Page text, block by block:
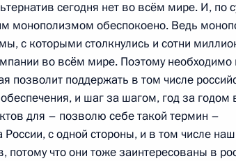
налоговой службы
сегодня нет во всём мире. И, по
монополизмом обеспокоено. Ведь
с которыми столкнулись и сотни
во всём мире. Поэтому необходимо
позволит поддержать в том числе
и шаг за шагом, год за годом
для – позволю себе такой термин –
с одной стороны, и в том числе
потому что они тоже заинтересованы в